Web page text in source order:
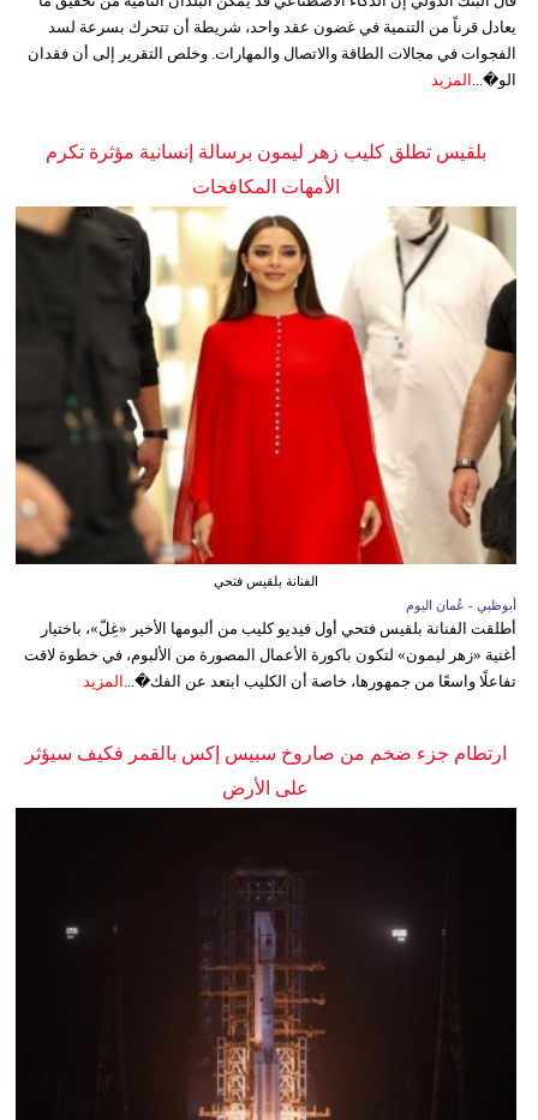
يعادل قرناً من التنمية في غضون عقد واحد، شريطة أن تتحرك بسرعة لسد
الفجوات في مجالات الطاقة والاتصال والمهارات. وخلص التقرير إلى أن فقدان
الو�...
المزيد
بلقيس تطلق كليب زهر ليمون برسالة إنسانية مؤثرة تكرم
الأمهات المكافحات
الفنانة بلقيس فتحي
أبوظبي - عُمان اليوم
أطلقت الفنانة بلقيس فتحي أول فيديو كليب من ألبومها الأخير «غِلّ»، باختيار
أغنية «زهر ليمون» لتكون باكورة الأعمال المصورة من الألبوم، في خطوة لاقت
تفاعلًا واسعًا من جمهورها، خاصة أن الكليب ابتعد عن الفك�... المزيد
ارتطام جزء ضخم من صاروخ سبيس إكس بالقمر فكيف سيؤثر
على الأرض